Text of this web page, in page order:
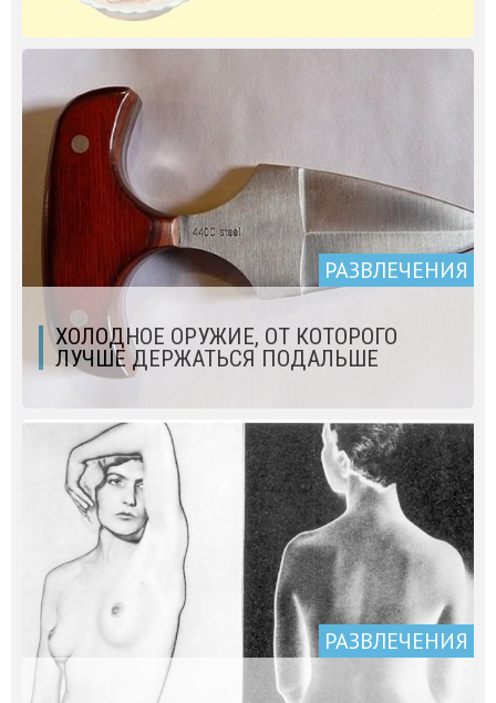
РАЗВЛЕЧЕНИЯ
ХОЛОДНОЕ ОРУЖИЕ, ОТ КОТОРОГО
ЛУЧШЕ ДЕРЖАТЬСЯ ПОДАЛЬШЕ
РАЗВЛЕЧЕНИЯ